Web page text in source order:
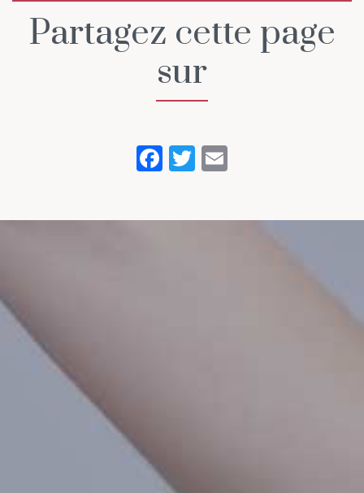
Partagez cette page
sur
Facebook
Twitter